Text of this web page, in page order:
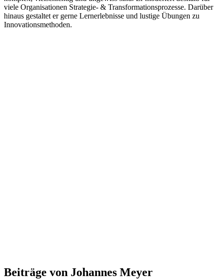
viele Organisationen Strategie- & Transformationsprozesse. Darüber
hinaus gestaltet er gerne Lernerlebnisse und lustige Übungen zu
Innovationsmethoden.
Beiträge von Johannes Meyer